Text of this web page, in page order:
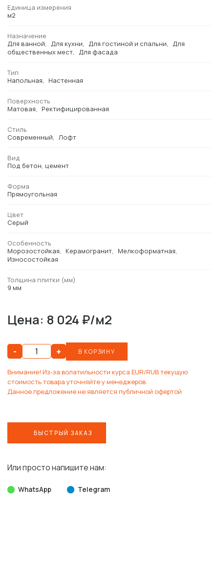
Единица измерения
м2
Назначение
Для ванной
Для кухни Для гостиной и спальни
Для
общественных мест
Для фасада
Тип
Напольная
Настенная
Поверхность
Матовая
Ректифицированная
Стиль
Современный
Лофт
Вид
Под бетон, цемент
Форма
Прямоугольная
Цвет
Серый
Особенность
Морозостойкая
Керамогранит
Мелкоформатная
Износостойкая
Толщина плитки (мм)
9 мм
Цена: 8 024 ₽/м2
- + В КОРЗИНУ
Внимание! Из-за волатильности курса EUR/RUB текущую
стоимость товара уточняйте у менеджеров.
Данное предложение не является публичной офертой
БЫСТРЫЙ ЗАКАЗ
Или просто напишите нам:
WhatsApp Telegram